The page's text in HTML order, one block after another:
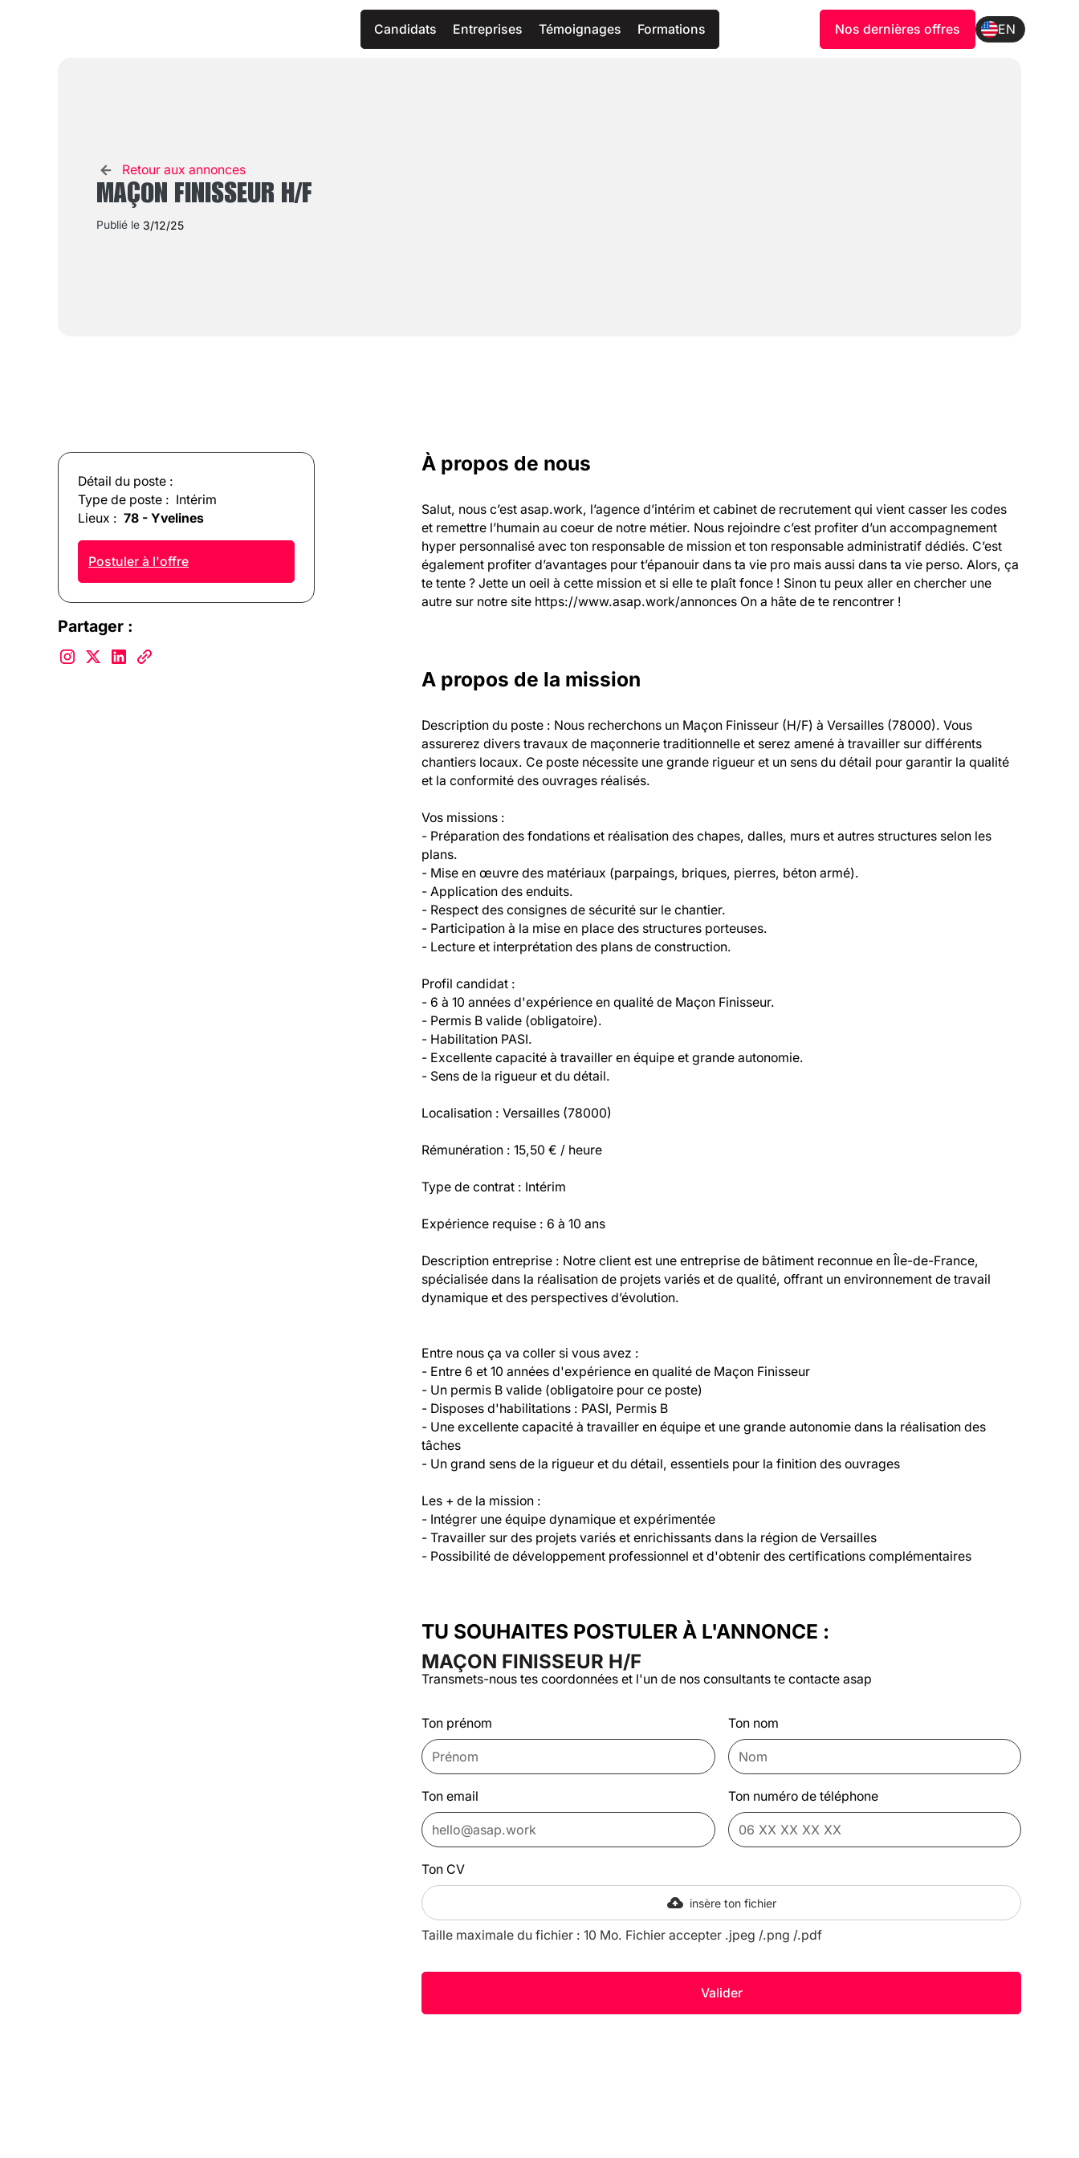
Candidats Entreprises Témoignages Formations Nos dernières offres EN
Retour aux annonces
MAÇON FINISSEUR H/F
Publié le 3/12/25
Détail du poste :
Type de poste : Intérim
Lieux : 78 - Yvelines
Postuler à l'offre
Partager :
À propos de nous
Salut, nous c’est asap.work, l’agence d’intérim et cabinet de recrutement qui vient casser les codes
et remettre l’humain au coeur de notre métier. Nous rejoindre c’est profiter d’un accompagnement
hyper personnalisé avec ton responsable de mission et ton responsable administratif dédiés. C’est
également profiter d’avantages pour t’épanouir dans ta vie pro mais aussi dans ta vie perso. Alors, ça
te tente ? Jette un oeil à cette mission et si elle te plaît fonce ! Sinon tu peux aller en chercher une
autre sur notre site https://www.asap.work/annonces On a hâte de te rencontrer !
A propos de la mission
Description du poste : Nous recherchons un Maçon Finisseur (H/F) à Versailles (78000). Vous
assurerez divers travaux de maçonnerie traditionnelle et serez amené à travailler sur différents
chantiers locaux. Ce poste nécessite une grande rigueur et un sens du détail pour garantir la qualité
et la conformité des ouvrages réalisés.
Vos missions :
- Préparation des fondations et réalisation des chapes, dalles, murs et autres structures selon les
plans.
- Mise en œuvre des matériaux (parpaings, briques, pierres, béton armé).
- Application des enduits.
- Respect des consignes de sécurité sur le chantier.
- Participation à la mise en place des structures porteuses.
- Lecture et interprétation des plans de construction.
Profil candidat :
- 6 à 10 années d'expérience en qualité de Maçon Finisseur.
- Permis B valide (obligatoire).
- Habilitation PASI.
- Excellente capacité à travailler en équipe et grande autonomie.
- Sens de la rigueur et du détail.
Localisation : Versailles (78000)
Rémunération : 15,50 € / heure
Type de contrat : Intérim
Expérience requise : 6 à 10 ans
Description entreprise : Notre client est une entreprise de bâtiment reconnue en Île-de-France,
spécialisée dans la réalisation de projets variés et de qualité, offrant un environnement de travail
dynamique et des perspectives d’évolution.
Entre nous ça va coller si vous avez :
- Entre 6 et 10 années d'expérience en qualité de Maçon Finisseur
- Un permis B valide (obligatoire pour ce poste)
- Disposes d'habilitations : PASI, Permis B
- Une excellente capacité à travailler en équipe et une grande autonomie dans la réalisation des
tâches
- Un grand sens de la rigueur et du détail, essentiels pour la finition des ouvrages
Les + de la mission :
- Intégrer une équipe dynamique et expérimentée
- Travailler sur des projets variés et enrichissants dans la région de Versailles
- Possibilité de développement professionnel et d'obtenir des certifications complémentaires
TU SOUHAITES POSTULER À L'ANNONCE :
MAÇON FINISSEUR H/F
Transmets-nous tes coordonnées et l'un de nos consultants te contacte asap
Ton prénom Ton nom
Ton email Ton numéro de téléphone
Ton CV
insère ton fichier
Taille maximale du fichier : 10 Mo. Fichier accepter .jpeg /.png /.pdf